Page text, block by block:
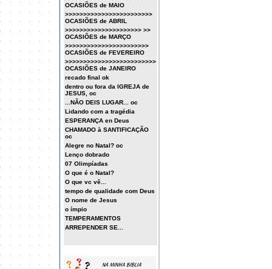
OCASIÕES de MAIO
>>>>>>>>>>>>>>>>>>>>>>>>
OCASIÕES de ABRIL
>>>>>>>>>>>>>>>>>>>>> >>
OCASIÕES de MARÇO
>>>>>>>>>>>>>>>>>>>>>>>
OCASIÕES de FEVEREIRO
>>>>>>>>>>>>>>>>>>>>>>>>>
OCASIÕES de JANEIRO
recado final ok
dentro ou fora da IGREJA de
JESUS, oc
...NÃO DEIS LUGAR... oc
Lidando com a tragédia
ESPERANÇA en Deus
CHAMADO à SANTIFICAÇÃO
oc
Alegre no Natal? oc
Lenço dobrado
07 Olimpíadas
O que é o Natal?
O que vc vê...
tempo de qualidade com Deus
O nome de Jesus
o ímpio
TEMPERAMENTOS
ARREPENDER SE...